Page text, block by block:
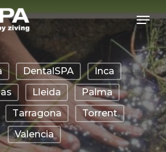
Menu
DentalSPA
Inca
Lleida
Palma
Tarragona
Torrent
Valencia